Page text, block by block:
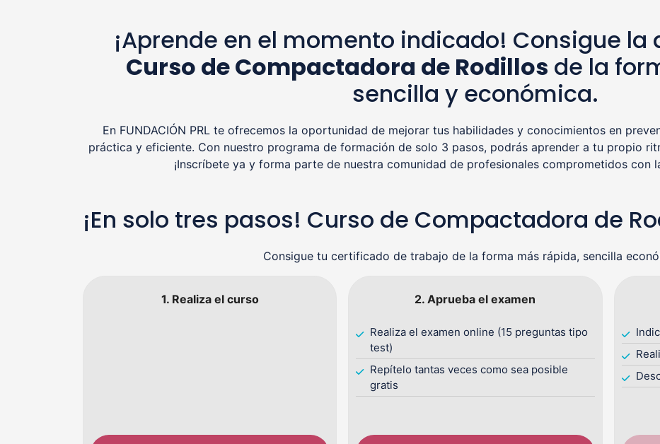
¡Aprende en el momento indicado! Consigue
Curso de Compactadora de Rodillos de la
sencilla y económica.
En FUNDACIÓN PRL te ofrecemos la oportunidad de mejorar tus habilidades y conocimientos en
práctica y eficiente. Con nuestro programa de formación de solo 3 pasos, podrás aprender a tu propio
¡Inscríbete ya y forma parte de nuestra comunidad de profesionales comprometidos con
¡En solo tres pasos! Curso de Compactadora de
Consigue tu certificado de trabajo de la forma más rápida, sencilla
1. Realiza el curso 2. Aprueba el examen
Realiza el examen online (15 preguntas tipo
test)
Repítelo tantas veces como sea posible
gratis